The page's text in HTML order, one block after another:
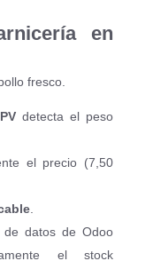
en
fresco.
detecta el peso
el precio (7,50
.
datos de Odoo
el stock